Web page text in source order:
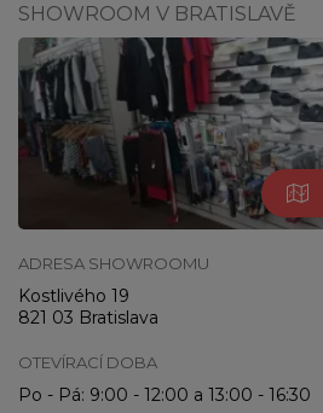
SHOWROOM V BRATISLAVĚ
ADRESA SHOWROOMU
Kostlivého 19
821 03 Bratislava
OTEVÍRACÍ DOBA
Po - Pá: 9:00 - 12:00 a 13:00 - 16:30